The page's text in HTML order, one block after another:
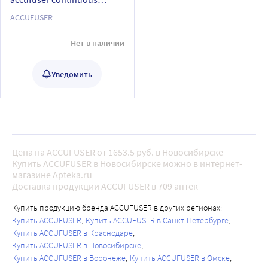
непрерывная инфузия с
300 мл/скорость потока 10
ACCUFUSER
Нет в наличии
Уведомить
Цена на ACCUFUSER от 1653.5 руб. в Новосибирске
Купить ACCUFUSER в Новосибирске можно в интернет-
магазине Apteka.ru
Доставка продукции ACCUFUSER в 709 аптек
Купить продукцию бренда ACCUFUSER в других регионах:
Купить ACCUFUSER Купить ACCUFUSER в Санкт-Петербурге
Купить ACCUFUSER в Краснодаре
Купить ACCUFUSER в Новосибирске
Купить ACCUFUSER в Воронеже Купить ACCUFUSER в Омске